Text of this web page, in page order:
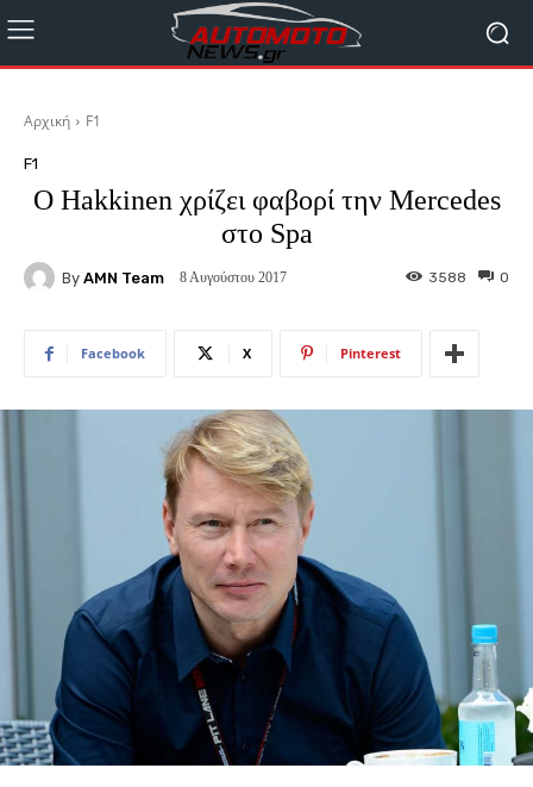
Αρχική F1
F1
O Hakkinen χρίζει φαβορί την Mercedes
στο Spa
By AMN Team 8 Αυγούστου 2017 0
3588
Facebook X Pinterest